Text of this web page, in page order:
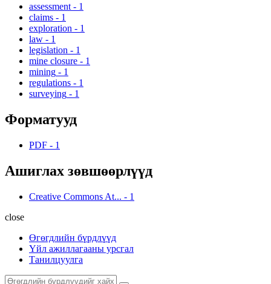
assessment - 1
claims - 1
exploration - 1
law - 1
legislation - 1
mine closure - 1
mining - 1
regulations - 1
surveying - 1
Форматууд
PDF - 1
Ашиглах зөвшөөрлүүд
Creative Commons At... - 1
close
Өгөгдлийн бүрдлүүд
Үйл ажиллагааны урсгал
Танилцуулга